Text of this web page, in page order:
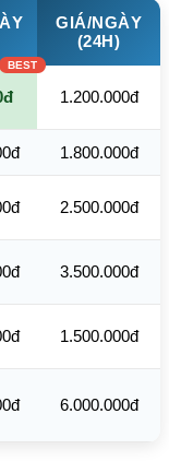
GIÁ/NGÀY
(24H)
1.200.000đ
1.800.000đ
2.500.000đ
3.500.000đ
1.500.000đ
6.000.000đ